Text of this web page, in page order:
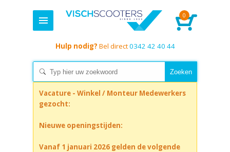
0
Hulp nodig? Bel direct0342 42 40 44
Vacature - Winkel / Monteur Medewerkers
gezocht:
Nieuwe openingstijden:
Vanaf 1 januari 2026 gelden de volgende